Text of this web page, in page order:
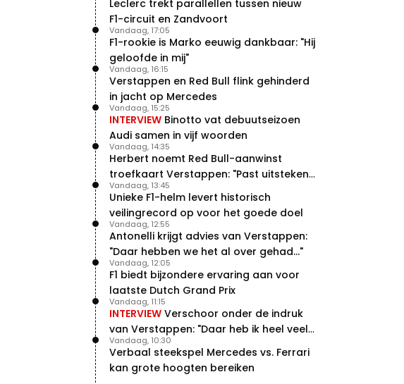
Leclerc trekt parallellen tussen nieuw
F1-circuit en Zandvoort
F1-rookie is Marko eeuwig dankbaar: "Hij
geloofde in mij"
Vandaag, 17:05
Verstappen en Red Bull flink gehinderd
in jacht op Mercedes
Vandaag, 16:15
INTERVIEW Binotto vat debuutseizoen
Audi samen in vijf woorden
Vandaag, 15:25
Herbert noemt Red Bull-aanwinst
troefkaart Verstappen: "Past uitstekend
bij Red Bull"
Vandaag, 14:35
Unieke F1-helm levert historisch
veilingrecord op voor het goede doel
Vandaag, 13:45
Antonelli krijgt advies van Verstappen:
"Daar hebben we het al over gehad..."
Vandaag, 12:55
F1 biedt bijzondere ervaring aan voor
laatste Dutch Grand Prix
Vandaag, 12:05
INTERVIEW Verschoor onder de indruk
van Verstappen: "Daar heb ik heel veel
respect voor"
Vandaag, 11:15
Verbaal steekspel Mercedes vs. Ferrari
kan grote hoogten bereiken
Vandaag, 10:30